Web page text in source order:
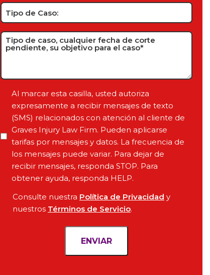
Case
Type:
Type
of
Any
Date,
Your
Objective
for
the
Case
Consent
Al marcar esta casilla, usted autoriza
expresamente a recibir mensajes de texto
(SMS) relacionados con atención al cliente de
Graves Injury Law Firm. Pueden aplicarse
tarifas por mensajes y datos. La frecuencia de
los mensajes puede variar. Para dejar de
recibir mensajes, responda STOP. Para
obtener ayuda, responda HELP.
Consulte nuestra Política de Privacidad y
nuestros Términos de Servicio.